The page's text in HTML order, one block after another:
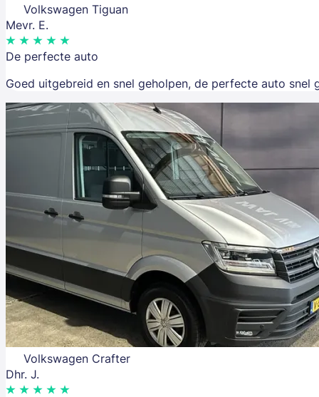
Volkswagen Tiguan
Mevr. E.
De perfecte auto
Goed uitgebreid en snel geholpen, de perfecte auto snel
Volkswagen Crafter
Dhr. J.